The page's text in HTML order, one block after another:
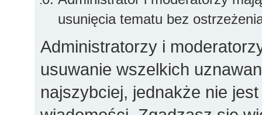
usunięcia tematu bez
Administratorzy i
usuwanie wszelkich
najszybciej, jednakże nie